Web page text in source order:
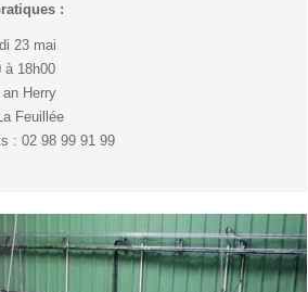
:
23 mai
à 18h00
Herry
Feuillée
: 02 98 99 91 99